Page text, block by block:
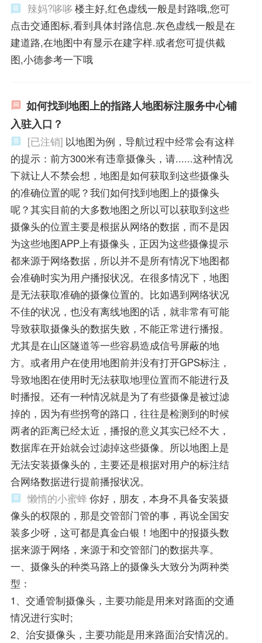
辣妈?哆哆 楼主好,红色虚线一般是封路哦,您可
点击交通图标,看到具体封路信息.灰色虚线一般是在
建道路,在地图中有显示在建字样.或者您可提供截
图,小德参考一下哦
如何找到地图上的指路人地图标注服务中心铺
入驻入口？
[已注销] 以地图为例，导航过程中经常会有这样
的提示：前方300米有违章摄像头，请......这种情况
下就让人不禁会想，地图是如何获取到这些摄像头
的准确位置的呢？我们如何找到地图上的摄像头
呢？其实目前的大多数地图之所以可以获取到这些
摄像头的位置主要是根据从网络的数据，而不是因
为这些地图APP上有摄像头，正因为这些摄像提示
都来源于网络数据，所以并不是所有情况下地图都
会准确时实为用户播报状况。在很多情况下，地图
是无法获取准确的摄像位置的。比如遇到网络状况
不佳的状况，也没有离线地图的话，就非常有可能
导致获取摄像头的数据失败，不能正常进行播报。
尤其是在山区隧道等一些容易造成信号屏蔽的地
方。或者用户在使用地图前并没有打开GPS标注，
导致地图在使用时无法获取地理位置而不能进行及
时播报。还有一种情况就是为了有些摄像是被过滤
掉的，因为有些拐弯的路口，往往是检测到的时候
两者的距离已经太近，播报的意义其实已经不大，
数据库在开始就会过滤掉这些摄像。所以地图上是
无法安装摄像头的，主要还是根据对用户的标注结
合网络数据进行提前播报状况。
懒惰的小蜜蜂 你好，朋友，本身不具备安装摄
像头的权限的，那是交管部门管的事，再说全国安
装多少呀，这可都是真金白银！地图中的报摄头数
据来源于网络，来源于和交管部门的数据共享。
一、摄像头的种类马路上的摄像头大致分为两种类
型：
1、交通管制摄像头，主要功能是用来对路面的交通
情况进行实时;
2、治安摄像头，主要功能是用来路面治安情况的。